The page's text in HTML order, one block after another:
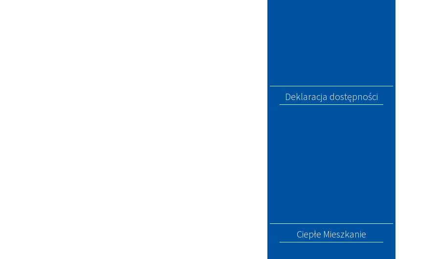
Deklaracja dostępności
Ciepłe Mieszkanie